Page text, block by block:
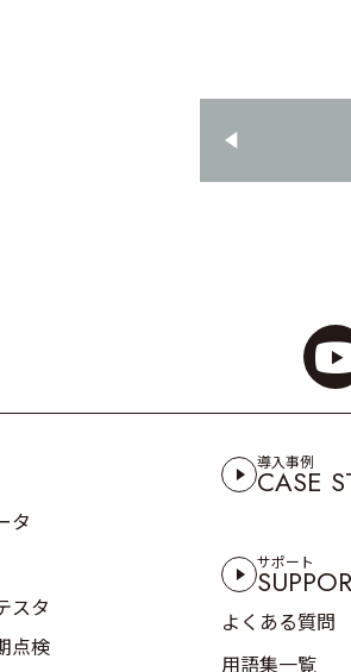
タ
スタ
点検
導入事例
CASE
サポート
よくある質問
用語集一覧